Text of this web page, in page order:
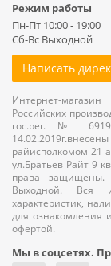
Режим работы
Пн-Пт 10:00 - 19:00
Сб-Вс Выходной
Написать
Интернет-
Российских
гос.рег. №
райисполкомом 21
ул.Братьев Райт 9
права защищены.
Выходной. Вся
характеристик,
для ознакомления
офертой.
Мы в соцсетях.